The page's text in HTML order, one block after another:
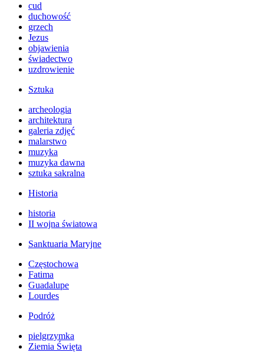
cud
duchowość
grzech
Jezus
objawienia
świadectwo
uzdrowienie
Sztuka
archeologia
architektura
galeria zdjęć
malarstwo
muzyka
muzyka dawna
sztuka sakralna
Historia
historia
II wojna światowa
Sanktuaria Maryjne
Częstochowa
Fatima
Guadalupe
Lourdes
Podróż
pielgrzymka
Ziemia Święta